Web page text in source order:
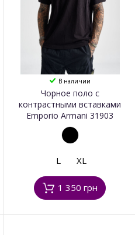
В наличии
Чорное поло с
контрастными вставками
Emporio Armani 31903
L XL
1 350 грн